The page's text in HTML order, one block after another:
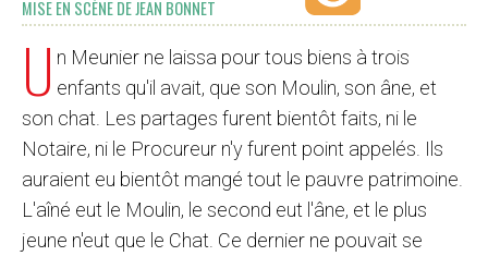
MISE EN SCÈNE DE JEAN BONNET
U n Meunier ne laissa pour tous biens à trois
enfants qu'il avait, que son Moulin, son âne, et
son chat. Les partages furent bientôt faits, ni le
Notaire, ni le Procureur n'y furent point appelés. Ils
auraient eu bientôt mangé tout le pauvre patrimoine.
L'aîné eut le Moulin, le second eut l'âne, et le plus
jeune n'eut que le Chat. Ce dernier ne pouvait se